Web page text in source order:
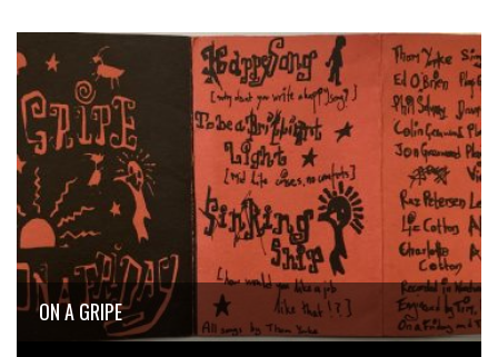
ON A GRIPE